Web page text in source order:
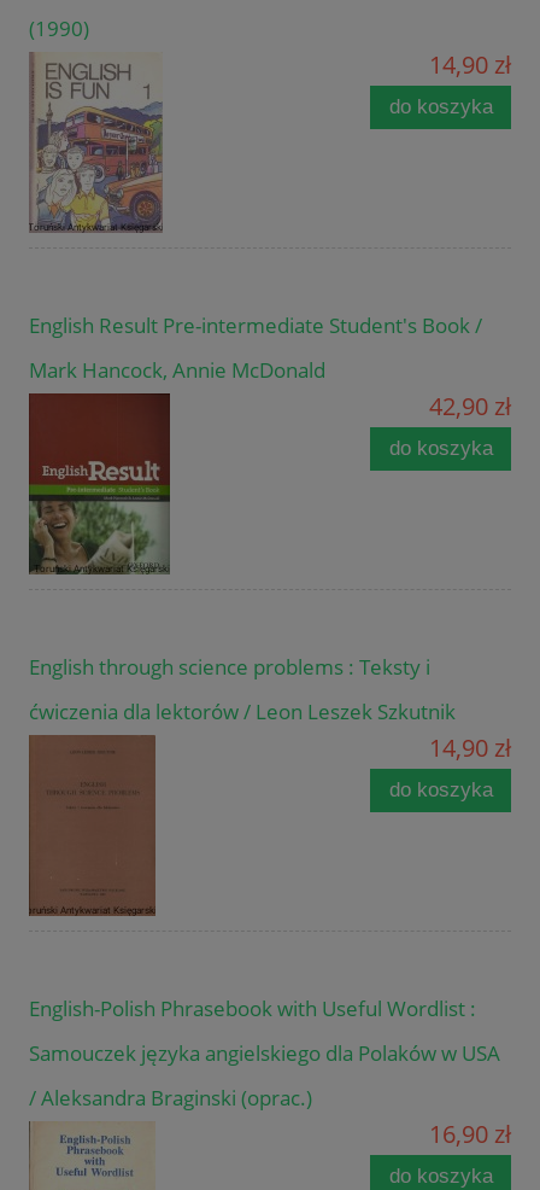
(1990)
14,90 zł
do koszyka
English Result Pre-intermediate Student's Book /
Mark Hancock, Annie McDonald
42,90 zł
do koszyka
English through science problems : Teksty i
ćwiczenia dla lektorów / Leon Leszek Szkutnik
14,90 zł
do koszyka
English-Polish Phrasebook with Useful Wordlist :
Samouczek języka angielskiego dla Polaków w USA
/ Aleksandra Braginski (oprac.)
16,90 zł
do koszyka